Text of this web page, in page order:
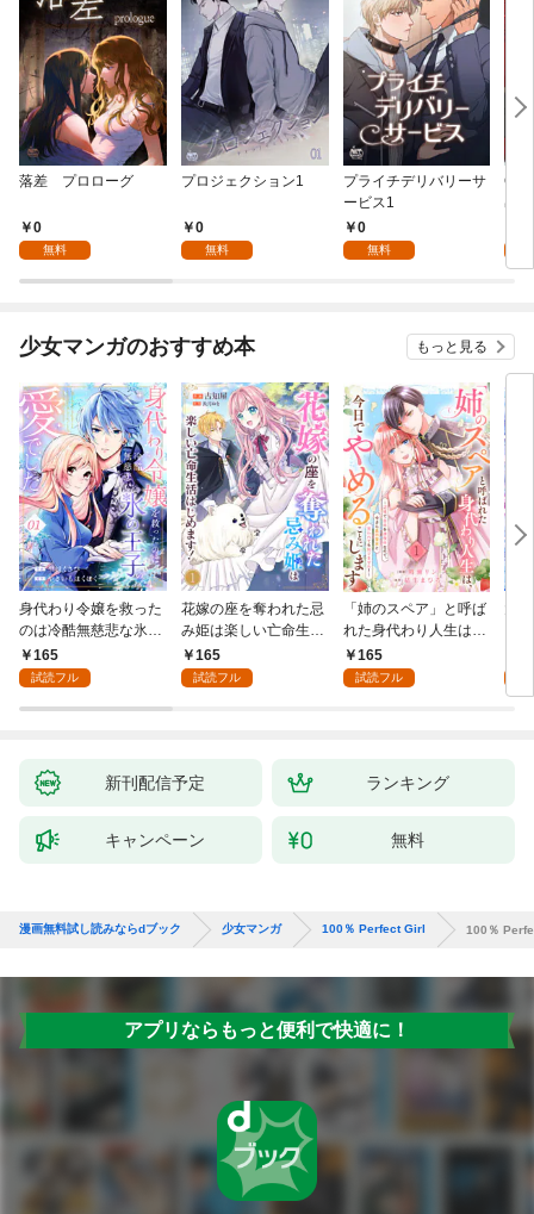
落差 プロローグ
0
無料
プロジェクション1
0
無料
プライチデリバリーサ
ービス1
0
無料
ON
出
少女マンガのおすすめ本 もっと見る
身代わり令嬢を救った
のは冷酷無慈悲な氷の
王子の愛でした１
165
試読フル
花嫁の座を奪われた忌
み姫は楽しい亡命生活
はじめます！１
165
試読フル
「姉のスペア」と呼ば
れた身代わり人生は、
今日でやめることにし
ます～辺境で自由を満
165
試読フル
新刊配信予定 ランキング
キャンペーン 無料
漫画無料試し読みならdブック 少女マンガ 100％ Perfect Girl 100％
アプリならもっと便利で快適に！